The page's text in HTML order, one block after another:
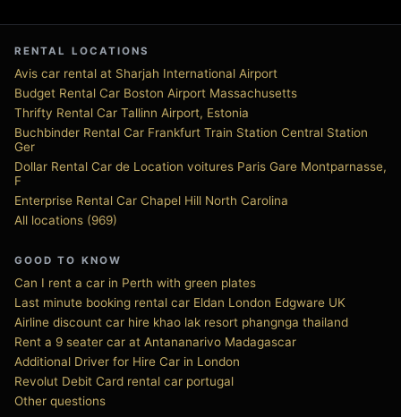
RENTAL LOCATIONS
Avis car rental at Sharjah International Airport
Budget Rental Car Boston Airport Massachusetts
Thrifty Rental Car Tallinn Airport, Estonia
Buchbinder Rental Car Frankfurt Train Station Central Station
Ger
Dollar Rental Car de Location voitures Paris Gare Montparnasse,
F
Enterprise Rental Car Chapel Hill North Carolina
All locations (969)
GOOD TO KNOW
Can I rent a car in Perth with green plates
Last minute booking rental car Eldan London Edgware UK
Airline discount car hire khao lak resort phangnga thailand
Rent a 9 seater car at Antananarivo Madagascar
Additional Driver for Hire Car in London
Revolut Debit Card rental car portugal
Other questions